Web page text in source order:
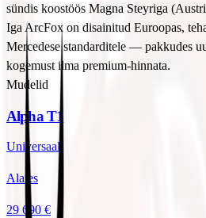
sündis koostöös Magna Steyriga
Iga ArcFox on disainitud Euroopas,
Mercedese standarditele — pakkudes
kogemust ilma premium-hinnata.
Mudelid
Alpha T1
Universaal
Alates
29 690 €